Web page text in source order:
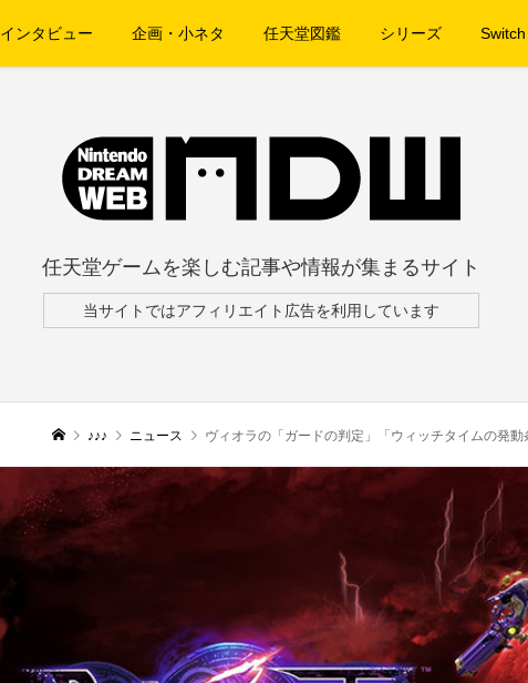
インタビュー 企画・小ネタ 任天堂図鑑 シリーズ
任天堂ゲームを楽しむ記事や情報が集まるサイト
当サイトではアフィリエイト広告を利用しています
♪♪♪ ニュース ヴィオラの「ガードの判定」「ウィッチタイムの発動